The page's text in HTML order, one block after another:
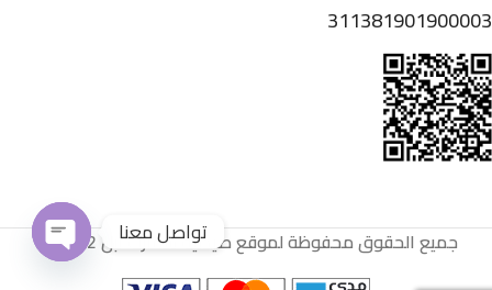
311381901900003
جميع الحقوق محفوظة لموقع صيدلية سمارت أبل 2022
تواصل معنا